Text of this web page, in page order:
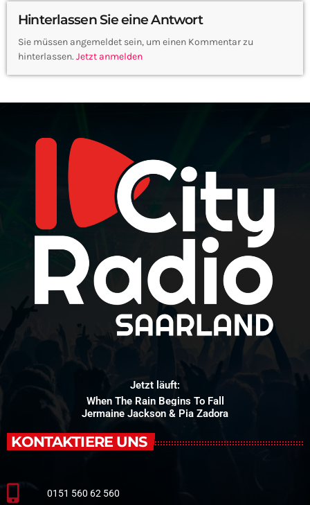
Hinterlassen Sie eine Antwort
Sie müssen angemeldet sein, um einen Kommentar zu
hinterlassen. Jetzt anmelden
Jetzt läuft:
When The Rain Begins To Fall
Jermaine Jackson & Pia Zadora
KONTAKTIERE UNS
0151 560 62 560